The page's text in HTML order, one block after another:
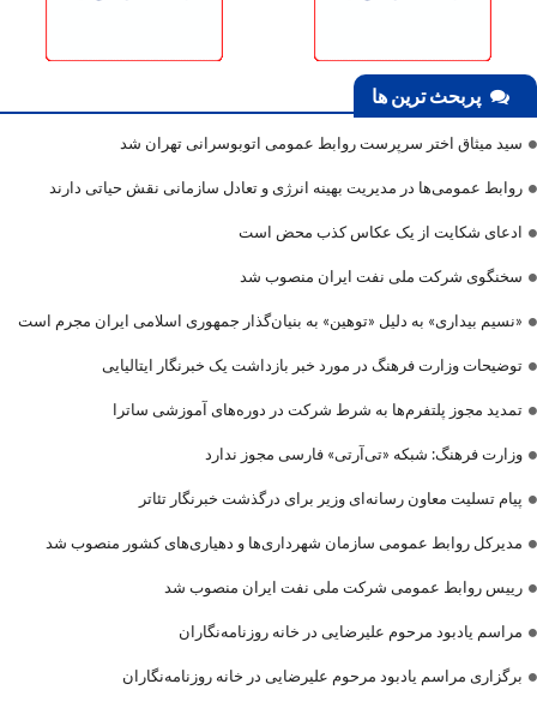
پربحث ترین ها
سید میثاق اختر سرپرست روابط عمومی اتوبوسرانی تهران شد
روابط عمومی‌ها در مدیریت بهینه انرژی و تعادل سازمانی نقش حیاتی دارند
ادعای شکایت از یک عکاس کذب محض است
سخنگوی شرکت ملی نفت ایران منصوب شد
«نسیم بیداری» به دلیل «توهین» به بنیان‌گذار جمهوری اسلامی ایران مجرم است
توضیحات وزارت فرهنگ در مورد خبر بازداشت یک خبرنگار ایتالیایی
تمدید مجوز پلتفرم‌ها به شرط شرکت در دوره‌های آموزشی ساترا
وزارت فرهنگ: شبکه «تی‌آرتی» فارسی مجوز ندارد
پیام تسلیت معاون رسانه‌ای وزیر برای درگذشت خبرنگار تئاتر
مدیرکل روابط عمومی سازمان شهرداری‌ها و دهیاری‌های کشور منصوب شد
رییس روابط عمومی شرکت ملی نفت ایران منصوب شد
مراسم یادبود مرحوم علیرضایی در خانه روزنامه‌نگاران
برگزاری مراسم یادبود مرحوم علیرضایی در خانه روزنامه‌نگاران